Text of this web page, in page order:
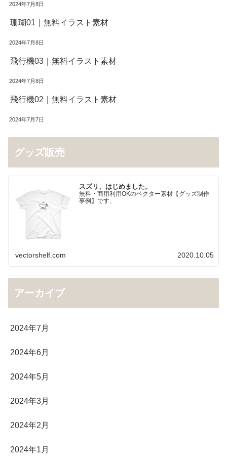
2024年7月8日
珊瑚01｜無料イラスト素材
2024年7月8日
飛行機03｜無料イラスト素材
2024年7月8日
飛行機02｜無料イラスト素材
2024年7月7日
グッズ販売
スズリ、はじめました。
無料・商用利用OKのベクター素材【グッズ制作
事例】です、
vectorshelf.com 2020.10.05
アーカイブ
2024年7月
2024年6月
2024年5月
2024年3月
2024年2月
2024年1月